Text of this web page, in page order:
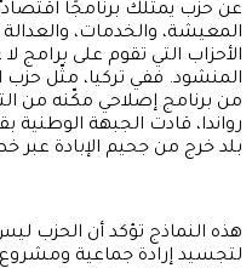
عن حزب يمتلك برنامجًا
المعيشة، والخدمات،
الأحزاب التي تقوم على برامج
المنشود. ففي تركيا، مثّل حزب
من برنامج إصلاحي مكّنه من
رواندا، قادت الجبهة
بلد خرج من جحيم الإبادة
هذه النماذج تؤكد أن الحزب
لتجسيد إرادة جماعية ومشروع